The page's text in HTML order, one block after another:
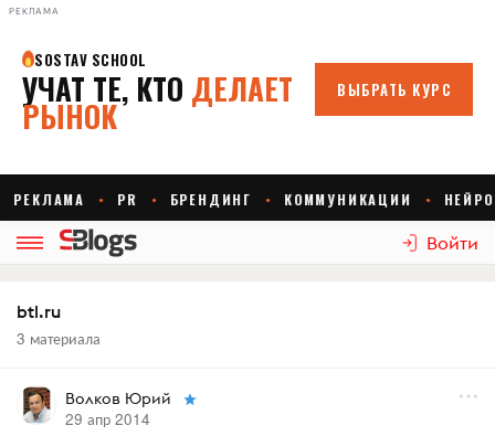
РЕКЛАМА
Войти
btl.ru
3 материала
Волков Юрий
29 апр 2014